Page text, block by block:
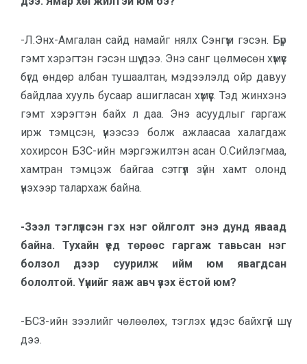
-Л.Энх-Амгалан сайд намайг нялх Сэнгүм гэсэн. Бүр
гэмт хэрэгтэн гэсэн шүү дээ. Энэ санг цөлмөсөн хүмүүс
бүгд өндөр албан тушаалтан, мэдээлэлд ойр давуу
байдлаа хууль бусаар ашигласан хүмүүс. Тэд жинхэнэ
гэмт хэрэгтэн байх л даа. Энэ асуудлыг гаргаж
ирж тэмцсэн, үүнээсээ болж ажлаасаа халагдаж
хохирсон БЗС-ийн мэргэжилтэн асан О.Сийлэгмаа,
хамтран тэмцэж байгаа сэтгүүл зүйн хамт олонд
үнэхээр талархаж байна.
-Зээл тэглүүлсэн гэх нэг ойлголт энэ дунд яваад
байна. Тухайн үед төрөөс гаргаж тавьсан нэг
болзол дээр суурилж ийм юм явагдсан
бололтой. Үүнийг яаж авч үзэх ёстой юм?
-БСЗ-ийн зээлийг чөлөөлөх, тэглэх үндэс байхгүй шүү
дээ.